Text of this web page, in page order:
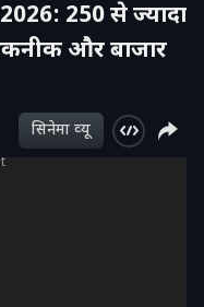
250 से ज्यादा
और बाजार
सिनेमा व्‍यू